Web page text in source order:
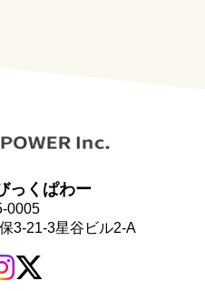
っくぱわー
0005
3-21-3星谷ビル2-A